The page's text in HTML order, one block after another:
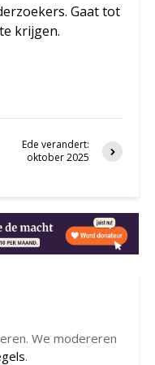
Gaat tot
krijgen.
Ede verandert:
oktober 2025
We modereren
.